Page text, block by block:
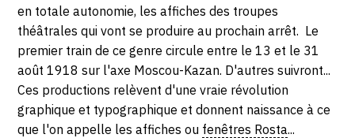
CRÉER SON SITE ARTISTE
CRÉER SON CATALOGUE D'EXPO
PUBLIER SES EXPOSITIONS
DEVENIR CONTRIBUTEUR
en totale autonomie, les affiches des troupes
théâtrales qui vont se produire au prochain arrêt. Le
premier train de ce genre circule entre le 13 et le 31
août 1918 sur l'axe Moscou-Kazan. D'autres suivront...
Ces productions relèvent d'une vraie révolution
graphique et typographique et donnent naissance à ce
que l'on appelle les affiches ou fenêtres Rosta...